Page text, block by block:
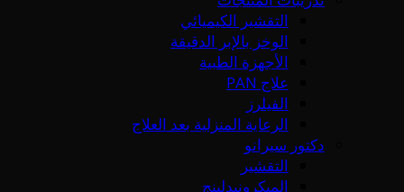
التقشير الكيميائي
الوخز بالإبر الدقيقة
الأجهزة الطبية
علاج PAN
الفيلرز
الرعاية المنزلية بعد العلاج
دكتور سيرانو
التقشير
الميكرونيدلينج